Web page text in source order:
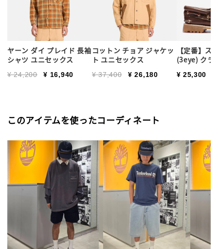
ヤーン ダイ プレイド 長袖
シャツ ユニセックス
Price reduced from
¥ 24,200to¥ 16,940
コットン チョア ジャケッ
ト ユニセックス
Price reduced from
¥ 37,400to ¥ 26,180
【定番】ス
(3eye) クラ
¥ 25,300
このアイテムを使ったコーディネート